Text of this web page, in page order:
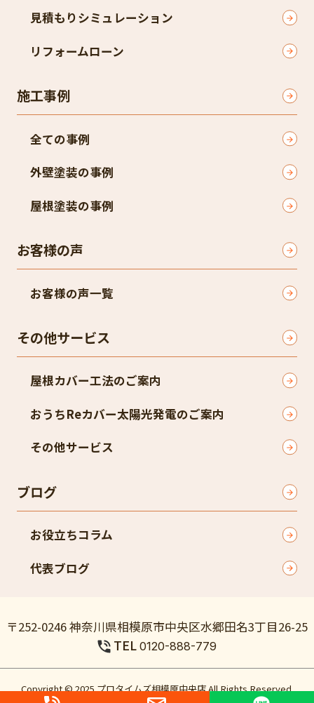
見積もりシミュレーション
リフォームローン
施工事例
全ての事例
外壁塗装の事例
屋根塗装の事例
お客様の声
お客様の声一覧
その他サービス
屋根カバー工法のご案内
おうちReカバー太陽光発電のご案内
その他サービス
ブログ
お役立ちコラム
代表ブログ
〒252-0246 神奈川県相模原市中央区水郷田名3丁目26-25
TEL0120-888-779
Copyright © 2025 プロタイムズ相模原中央店 All Rights Reserved.